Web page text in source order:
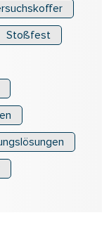
Stoßfest